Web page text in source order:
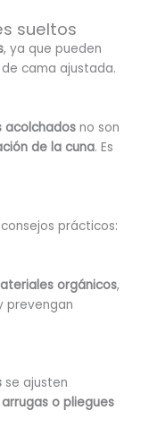
sueltos
, ya que pueden
cama ajustada.
no son
de la cuna. Es
prácticos:
orgánicos,
prevengan
se ajusten
arrugas o pliegues